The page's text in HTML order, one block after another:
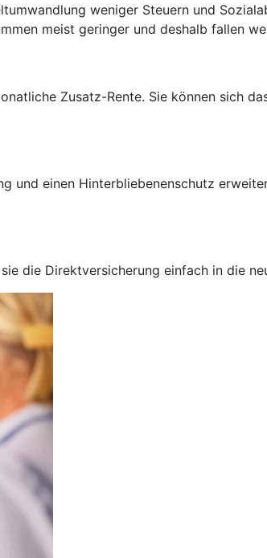
weniger Steuern und
meist geringer und deshalb fallen
Zusatz-Rente. Sie können sich
und einen Hinterbliebenenschutz
die Direktversicherung einfach in die